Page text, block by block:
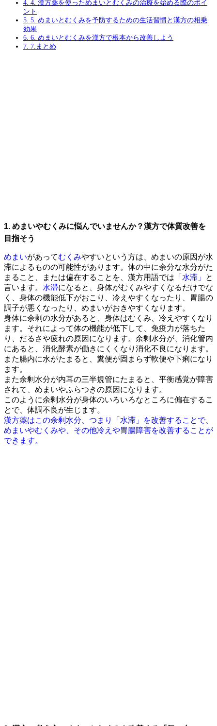
4. 4. 漢方薬を使っためまいとむくみの治療を始める際のポイ
ント
5. 5. めまいとむくみを予防するための生活習慣と漢方の相乗
効果
6. 6. めまいとむくみを漢方で根本から改善しよう
7. 7.まとめ
1. めまいやむくみに悩んでいませんか？漢方で体質改善を
目指そう
めまいがあってむくみやすいという方は、めまいの原因が水
滞によるものの可能性があります。体の中に余分な水分がた
まること、または偏在することを、漢方用語では 「水滞」
と
言います。 水滞になると、身体がむくみやすくなるだけでな
く、身体の機能低下がおこり、冷えやすくなったり、胃腸の
調子が悪くなったり、めまいがおきやすくなります。
身体に余剰の水分があると、身体はむくみ、冷えやすくなり
ます。それによって体の機能が低下して、免疫力が落ちた
り、だるさや疲れの原因になります。余剰水分が、消化管内
にあると、消化酵素が働きにくくなり消化不良になります。
また腸内に水がたまると、糞便が固まらず軟便や下痢になり
ます。
また余剰水分が内耳の三半規管にたまると、平衡感覚が障害
されて、めまいやふらつきの原因になります。
このように余剰水分が身体のいろいろなところに偏在するこ
とで、体調不良が生じます。
漢方薬はこの余剰水分、つまり「水滞」を改善することで、
めまいやむくみや、その他冷えや胃腸障害を改善することが
できます。